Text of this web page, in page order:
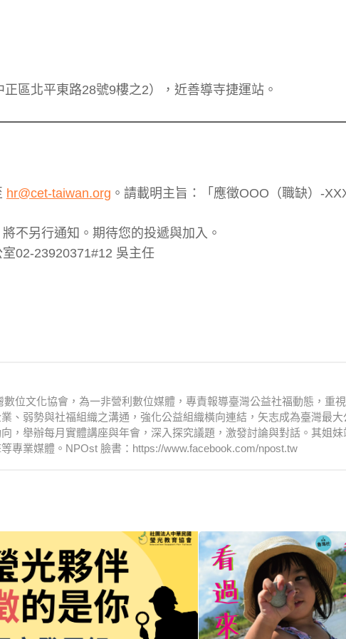
區北平東路28號9樓之2），近善導寺捷運站。
hr@cet-taiwan.org 。請載明主旨：「應徵OOO（職缺）-
不另行通知。期待您的投遞與加入。
02-23920371#12 吳主任
位文化協會，為一非營利數位媒體，專責報導臺灣公益社福動態，重
、弱勢與社福組織之溝通，強化公益組織橫向連結，矢志成為臺灣最
，舉辦每月實體講座與年會，深入探究議題，激發討論與對話。其姐
專業媒體。NPOst 臉書：https://www.facebook.com/npost.tw